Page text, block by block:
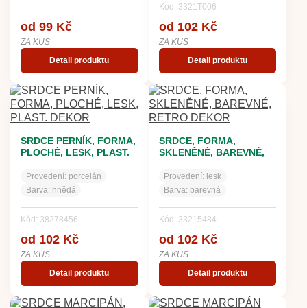
od 99 Kč
ZA KUS
Detail produktu
Kód: 3321T006
od 102 Kč
ZA KUS
Detail produktu
SRDCE PERNÍK, FORMA,
PLOCHÉ, LESK, PLAST.
Provedení: porcelán
Barva: hnědá
Kód: 38278456
od 102 Kč
ZA KUS
Detail produktu
SRDCE, FORMA,
SKLENĚNÉ, BAREVNÉ,
Provedení: lesk
Barva: barevná
Kód: 33215484
od 102 Kč
ZA KUS
Detail produktu